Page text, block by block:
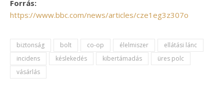
Forrás:
https://www.bbc.com/news/articles/cze1eg3z307o
biztonság bolt co-op élelmiszer
ellátási lánc
incidens
késlekedés kibertámadás
üres polc
vásárlás